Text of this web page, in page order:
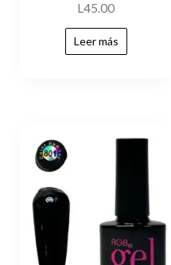
L45.00
Leer más